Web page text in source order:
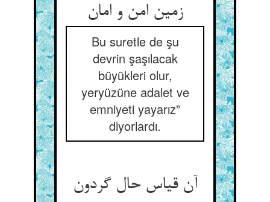
زمین امن و امان‌‌
Bu suretle de şu
devrin şaşılacak
büyükleri olur,
yeryüzüne adalet ve
emniyeti yayarız”
diyorlardı.
آن قیاس حال گردون